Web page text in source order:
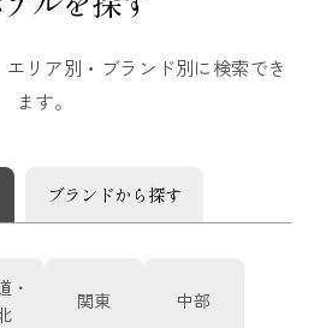
リア別・ブランド別に検索でき
ます。
ブランドから探す
・
関東 中部